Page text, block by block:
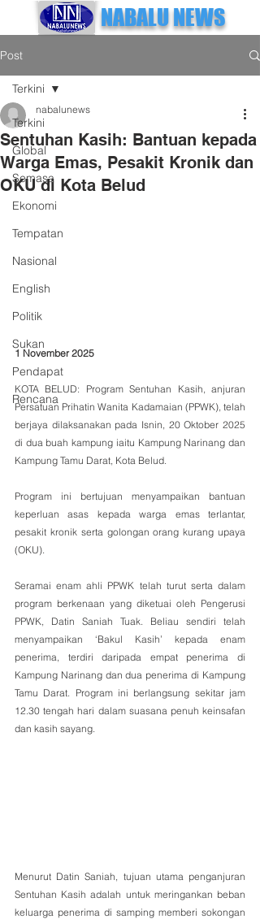
NABALU NEWS
Post
Terkini
Global
Semasa
Ekonomi
Tempatan
Nasional
English
Politik
Sukan
Pendapat
Rencana
Terkini
Sentuhan Kasih: Bantuan kepada
Warga Emas, Pesakit Kronik dan
OKU di Kota Belud
nabalunews
1 November 2025
KOTA BELUD: Program Sentuhan Kasih, anjuran
Persatuan Prihatin Wanita Kadamaian (PPWK), telah
berjaya dilaksanakan pada Isnin, 20 Oktober 2025
di dua buah kampung iaitu Kampung Narinang dan
Kampung Tamu Darat, Kota Belud.
Program ini bertujuan menyampaikan bantuan
keperluan asas kepada warga emas terlantar,
pesakit kronik serta golongan orang kurang upaya
(OKU).
Seramai enam ahli PPWK telah turut serta dalam
program berkenaan yang diketuai oleh Pengerusi
PPWK, Datin Saniah Tuak. Beliau sendiri telah
menyampaikan ‘Bakul Kasih’ kepada enam
penerima, terdiri daripada empat penerima di
Kampung Narinang dan dua penerima di Kampung
Tamu Darat. Program ini berlangsung sekitar jam
12.30 tengah hari dalam suasana penuh keinsafan
dan kasih sayang.
Menurut Datin Saniah, tujuan utama penganjuran
Sentuhan Kasih adalah untuk meringankan beban
keluarga penerima di samping memberi sokongan